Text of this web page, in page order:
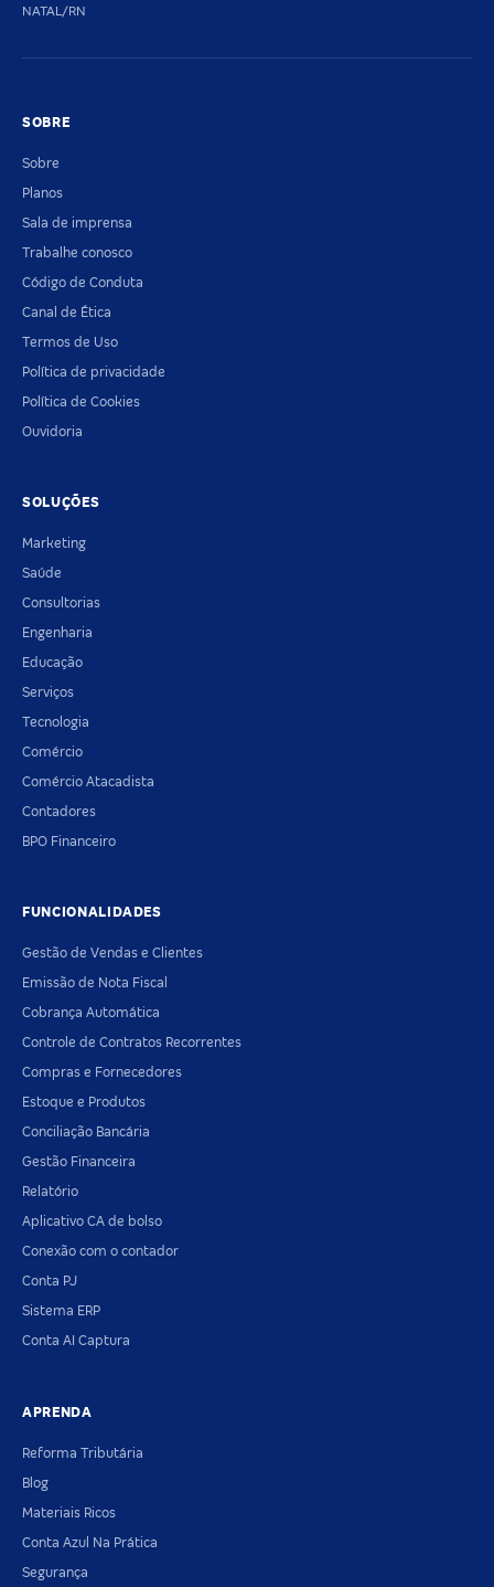
NATAL/RN
SOBRE
Sobre
Planos
Sala de imprensa
Trabalhe conosco
Código de Conduta
Canal de Ética
Termos de Uso
Política de privacidade
Política de Cookies
Ouvidoria
SOLUÇÕES
Marketing
Saúde
Consultorias
Engenharia
Educação
Serviços
Tecnologia
Comércio
Comércio Atacadista
Contadores
BPO Financeiro
FUNCIONALIDADES
Gestão de Vendas e Clientes
Emissão de Nota Fiscal
Cobrança Automática
Controle de Contratos Recorrentes
Compras e Fornecedores
Estoque e Produtos
Conciliação Bancária
Gestão Financeira
Relatório
Aplicativo CA de bolso
Conexão com o contador
Conta PJ
Sistema ERP
Conta AI Captura
APRENDA
Reforma Tributária
Blog
Materiais Ricos
Conta Azul Na Prática
Segurança